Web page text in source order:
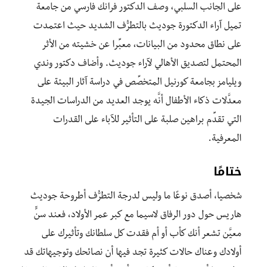
على الجانب السلبي، وصف الدكتور فرانك فارسي من جامعة
تميل آراء الدكتورة جوديث بالتطرُّف الشديد حيث اعتمدت
على نطاق محدود من البيانات، معبِّرا عن خشيته من الأثر
المحتمل لتصديق الأهالي لآراء جوديث. وأضاف دكتور وندي
ويليامز بجامعة كورنيل المتخصِّص في دراسة آثار البيئة على
معدَّلات ذكاء الأطفال أنَّه يوجد العديد من الدراسات الجيدة
التي تقدِّم براهين صلبة على التأثير للآباء على القدرات
المعرفية.
ختامًا
شخصيا، أصدق نوعًا ما وليس لدرجة التطرُّف أطروحة جوديث
هاريس حول دور الرفاق لاسيما مع كبر عمر الأولاد، فعند سنٍّ
معيَّن تشعر أنك كأب أو أم فقدت كل سلطانك وتأثيرك على
أولادك وعناك حالات كثيرة تجد فيها أن نصائحك وتوجيهاتك قد